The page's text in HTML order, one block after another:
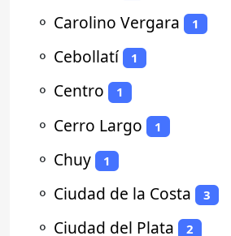
⚬ Carolino Vergara 1
⚬ Cebollatí 1
⚬ Centro 1
⚬ Cerro Largo 1
⚬ Chuy 1
⚬ Ciudad de la Costa 3
⚬ Ciudad del Plata 2